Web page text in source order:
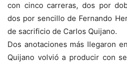
con cinco carreras, dos por
dos por sencillo de Fernando
de sacrificio de Carlos Quijano.
Dos anotaciones más llegaron
Quijano volvió a producir con